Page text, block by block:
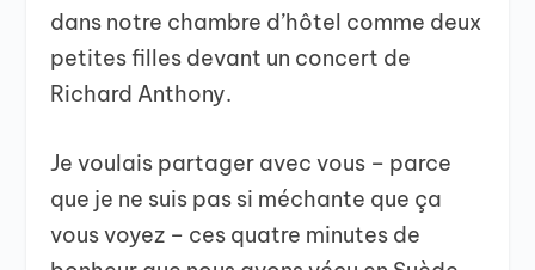
dans notre chambre d’hôtel comme deux
petites filles devant un concert de
Richard Anthony.
Je voulais partager avec vous – parce
que je ne suis pas si méchante que ça
vous voyez – ces quatre minutes de